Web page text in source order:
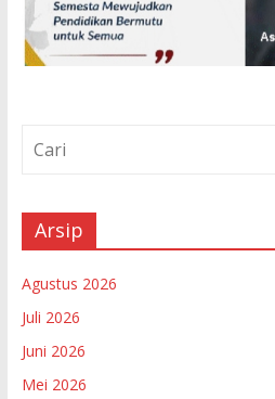
Arsip
Agustus 2026
Juli 2026
Juni 2026
Mei 2026